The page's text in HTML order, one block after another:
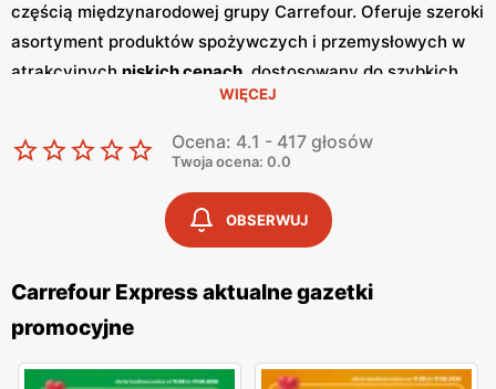
częścią międzynarodowej grupy Carrefour. Oferuje szeroki
asortyment produktów spożywczych i przemysłowych w
atrakcyjnych niskich cenach , dostosowany do szybkich
zakupów codziennych. SklepyCarrefour Express
zlokalizowane w dogodnych miejscach, co sprawia, że są
łatwo dostępne dla szerokiego grona klientów. Jednym z
kluczowych elementów strategii marketingowej
są regularnie wydawanegazetki promocyjne
te prezentują najnowszepromocje
oferty oraz sezonowe wyprzedaże, dzięki czemu klienci
mogą planować swoje zakupy i korzystać z wyjątkowych
okazji cenowych. Są one dostępne zarówno w formie
papierowej w sklepach, jak i online, co umożliwia łatwy
WIĘCEJ
Ocena: 4.1 - 417 głosów
Twoja ocena: 0.0
OBSERWUJ
Carrefour Express aktualne gazetki
promocyjne